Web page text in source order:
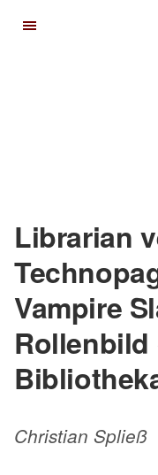
Librarian
Vampire
Rollenbild
Christian Spließ